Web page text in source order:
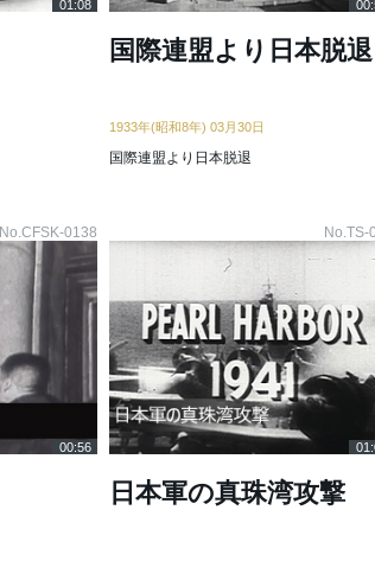
01:08
国際連盟より日本脱退
1933年(昭和8年) 03月30日
国際連盟より日本脱退
No.CFSK-0138
00:56
No.TS-
日本軍の真珠湾攻撃